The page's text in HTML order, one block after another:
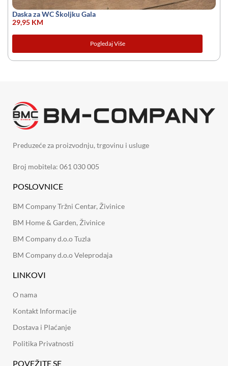
Daska za WC Školjku Gala
29,95 KM
Pogledaj Više
Preduzeće za proizvodnju, trgovinu i usluge
Broj mobitela: 061 030 005
POSLOVNICE
BM Company Tržni Centar, Živinice
BM Home & Garden, Živinice
BM Company d.o.o Tuzla
BM Company d.o.o Veleprodaja
LINKOVI
O nama
Kontakt Informacije
Dostava i Plaćanje
Politika Privatnosti
POVEŽITE SE